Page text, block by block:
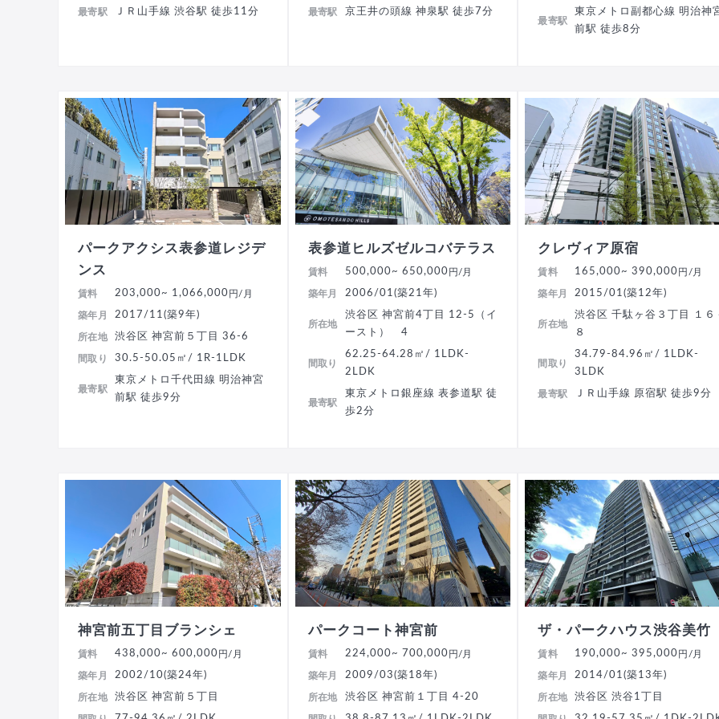
最寄駅 ＪＲ山手線 渋谷駅 徒歩11分 最寄駅 京王井の頭線 神泉駅 徒歩7分
最寄駅
東京メトロ副都心線 明治神
前駅 徒歩8分
パークアクシス表参道レジデ
ンス
賃料 203,000~ 1,066,000 円/月
築年月 2017/11(築9年)
所在地 渋谷区 神宮前５丁目 36-6
間取り 30.5-50.05㎡/ 1R-1LDK
最寄駅
東京メトロ千代田線 明治神宮
前駅 徒歩9分
表参道ヒルズゼルコバテラス
賃料 500,000~ 650,000 円/月
築年月 2006/01(築21年)
所在地
渋谷区 神宮前4丁目 12-5（イ
ースト） 4
間取り
62.25-64.28㎡/ 1LDK-
2LDK
最寄駅
東京メトロ銀座線 表参道駅 徒
歩2分
クレヴィア原宿
賃料 165,000~ 390,000 円/月
築年月 2015/01(築12年)
所在地
渋谷区 千駄ヶ谷３丁目 １６
８
間取り
34.79-84.96㎡/ 1LDK-
3LDK
最寄駅 ＪＲ山手線 原宿駅 徒歩9分
神宮前五丁目ブランシェ
賃料 438,000~ 600,000 円/月
築年月 2002/10(築24年)
所在地 渋谷区 神宮前５丁目
パークコート神宮前
賃料 224,000~ 700,000 円/月
築年月 2009/03(築18年)
所在地 渋谷区 神宮前１丁目 4-20
ザ・パークハウス渋谷美竹
賃料 190,000~ 395,000 円/月
築年月 2014/01(築13年)
所在地 渋谷区 渋谷1丁目